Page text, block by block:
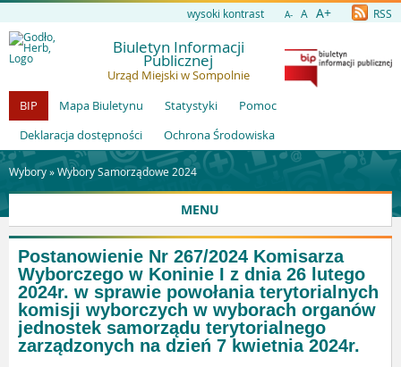
wysoki kontrast A- A A+ RSS
Biuletyn Informacji
Publicznej
Urząd Miejski w Sompolnie
BIP
Mapa Biuletynu Statystyki
Pomoc
Deklaracja dostępności
Ochrona Środowiska
Wybory »Wybory Samorządowe 2024
MENU
Postanowienie Nr 267/2024 Komisarza
Wyborczego w Koninie I z dnia 26 lutego
2024r. w sprawie powołania terytorialnych
komisji wyborczych w wyborach organów
jednostek samorządu terytorialnego
zarządzonych na dzień 7 kwietnia 2024r.